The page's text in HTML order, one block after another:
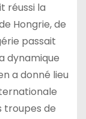
réussi la
Hongrie, de
passait
dynamique
a donné lieu
troupes de